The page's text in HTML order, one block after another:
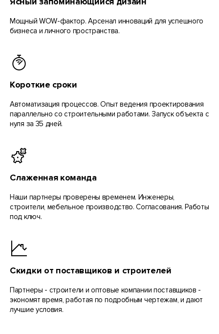
Мощный WOW-фактор. Арсенал инноваций для успешного
бизнеса и личного пространства.
Короткие сроки
Автоматизация процессов. Опыт ведения проектирования
параллельно со строительными работами. Запуск объекта с
нуля за 35 дней.
Слаженная команда
Наши партнеры проверены временем. Инженеры,
строители, мебельное производство. Согласования. Работы
под ключ.
Скидки от поставщиков и строителей
Партнеры - строители и оптовые компании поставщиков -
экономят время, работая по подробным чертежам, и дают
лучшие условия.